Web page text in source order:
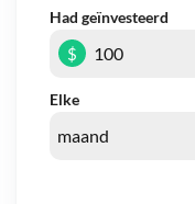
Had geïnvesteerd
Elke
$